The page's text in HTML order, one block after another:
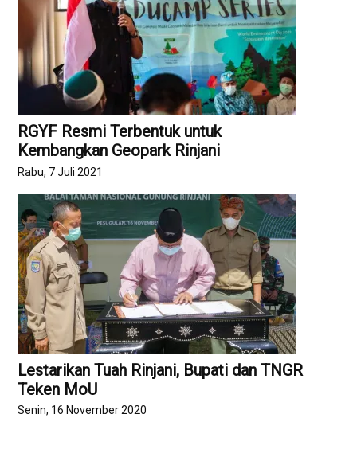
RGYF Resmi Terbentuk untuk
Kembangkan Geopark Rinjani
Rabu, 7 Juli 2021
Lestarikan Tuah Rinjani, Bupati dan TNGR
Teken MoU
Senin, 16 November 2020